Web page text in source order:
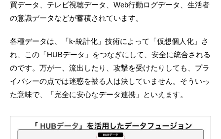
買データ、テレビ視聴データ、Web行動ログデータ、生活者
の意識データなどが蓄積されています。
各種データは、「k-統計化」技術によって「仮想個人化」さ
れ、この「HUBデータ」をつなぎにして、安全に統合される
のです。万が一、流出したり、攻撃を受けたりしても、プラ
イバシーの点では迷惑を被る人は決していません。そういっ
た意味で、「完全に安心なデータ連携」といえます。